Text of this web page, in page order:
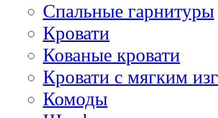
Спальные гарнитуры
Кровати
Кованые кровати
Кровати с мягким
Комоды